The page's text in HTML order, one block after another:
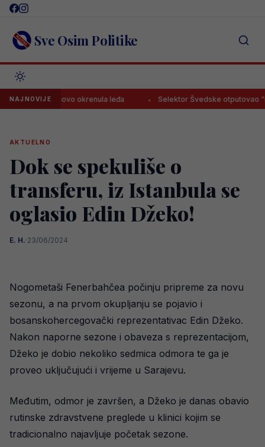
Skip
content Sve Osim Politike
NAJNOVIJE
ponovo okrenula leđa Selektor Švedske otputovao “na
AKTUELNO
Dok se spekuliše o
transferu, iz Istanbula se
oglasio Edin Džeko!
E. H.·23/06/2024
Nogometaši Fenerbahčea počinju pripreme za novu
sezonu, a na prvom okupljanju se pojavio i
bosanskohercegovački reprezentativac Edin Džeko.
Nakon naporne sezone i obaveza s reprezentacijom,
Džeko je dobio nekoliko sedmica odmora te ga je
proveo uključujući i vrijeme u Sarajevu.
Međutim, odmor je završen, a Džeko je danas obavio
rutinske zdravstvene preglede u klinici kojim se
tradicionalno najavljuje početak sezone.